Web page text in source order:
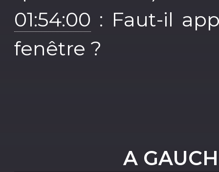
01:54:00 : Faut-il
fenêtre ?
A